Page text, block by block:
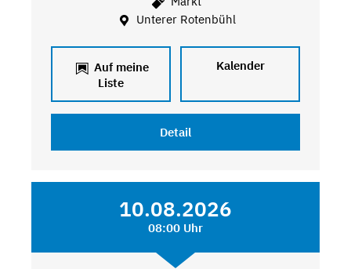
Unterer Rotenbühl
Auf meine
Liste
Kalender
Detail
10.08.2026
08:00 Uhr